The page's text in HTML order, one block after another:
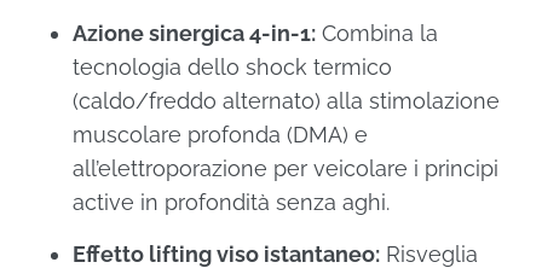
Azione sinergica 4-in-1: Combina la
tecnologia dello shock termico
(caldo/freddo alternato) alla stimolazione
muscolare profonda (DMA) e
all’elettroporazione per veicolare i principi
active in profondità senza aghi.
Effetto lifting viso istantaneo: Risveglia